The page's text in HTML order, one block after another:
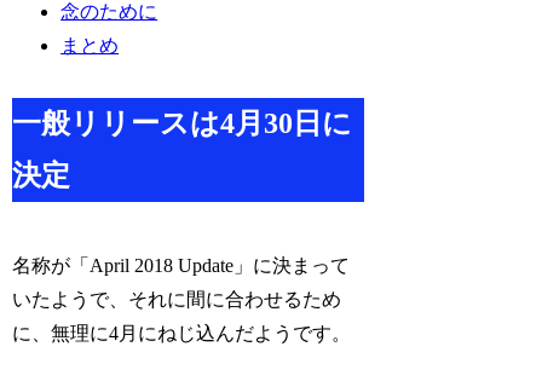
念のために
まとめ
一般リリースは4月30日に
決定
名称が「April 2018 Update」に決まって
いたようで、それに間に合わせるため
に、無理に4月にねじ込んだようです。